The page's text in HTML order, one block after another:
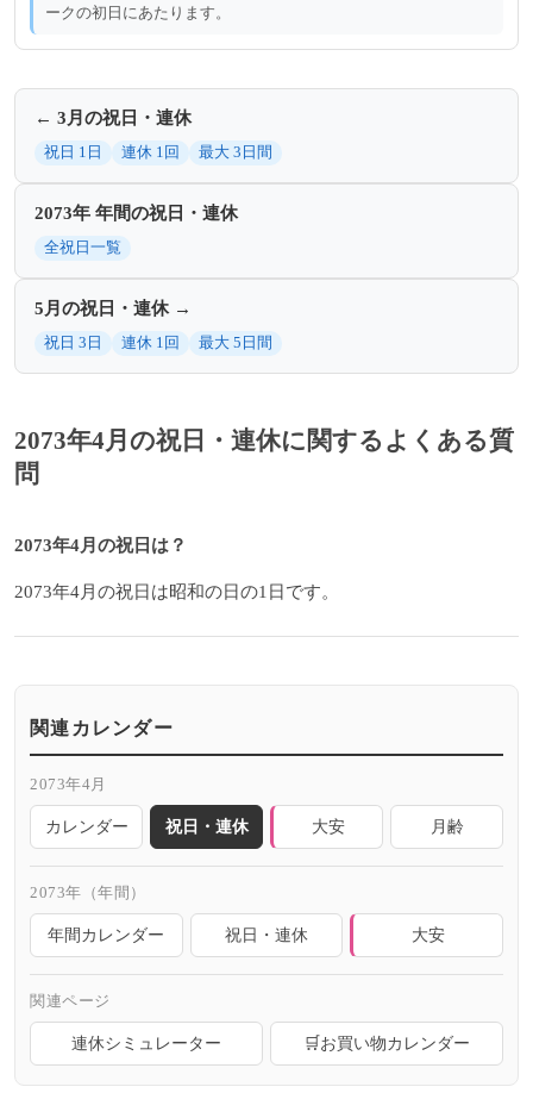
ークの初日にあたります。
← 3月の祝日・連休
祝日 1日 連休 1回 最大 3日間
2073年 年間の祝日・連休
全祝日一覧
5月の祝日・連休 →
祝日 3日 連休 1回 最大 5日間
2073年4月の祝日・連休に関するよくある質
問
2073年4月の祝日は？
2073年4月の祝日は昭和の日の1日です。
関連カレンダー
2073年4月
カレンダー 祝日・連休 大安 月齢
2073年（年間）
年間カレンダー 祝日・連休 大安
関連ページ
連休シミュレーター 🛒お買い物カレンダー